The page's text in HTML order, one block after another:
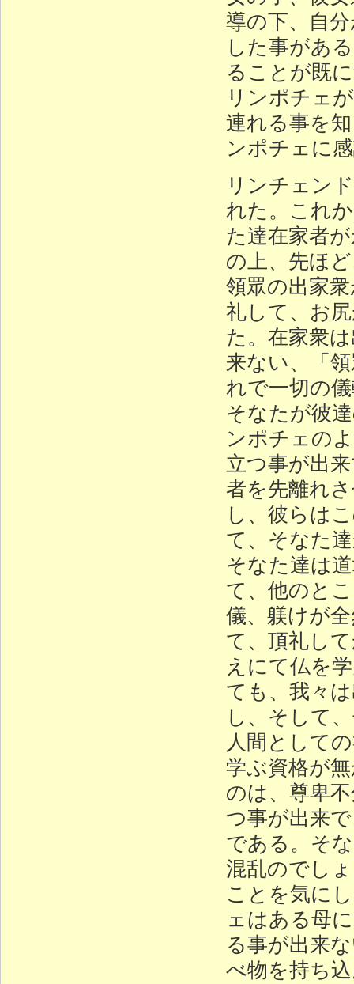
導の下、自
した事があ
ることが既
リンポチェ
連れる事を
ンポチェに
リンチェン
れた。これ
た達在家者
の上、先ほ
領眾の出家
礼して、お
た。在家衆
来ない、「
れで一切の
そなたが彼
ンポチェの
立つ事が出
者を先離れ
し、彼らは
て、そなた
そなた達は
て、他のと
儀、躾けが
て、頂礼し
えにて仏を
ても、我々
し、そして
人間として
学ぶ資格が
のは、尊卑
つ事が出来
である。そ
混乱のでし
ことを気に
ェはある母
る事が出来
べ物を持ち